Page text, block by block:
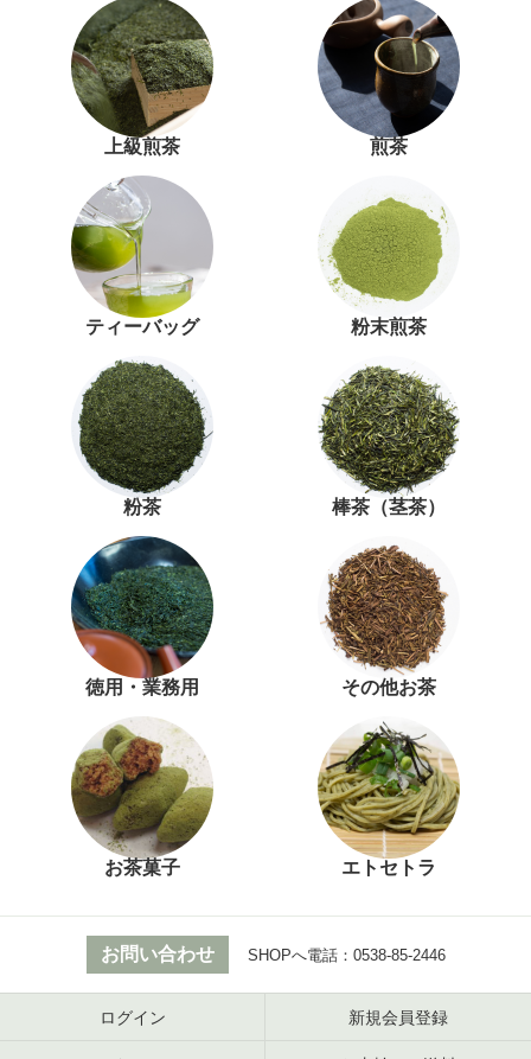
上級煎茶 煎茶
ティーバッグ 粉末煎茶
粉茶 棒茶（茎茶）
徳用・業務用 その他お茶
お茶菓子 エトセトラ
お問い合わせ SHOPへ電話： 0538-85-2446
ログイン 新規会員登録